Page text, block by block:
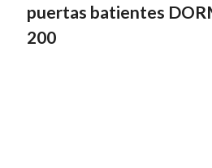
puertas batientes
200